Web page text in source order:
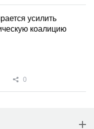
усилить
коалицию
0